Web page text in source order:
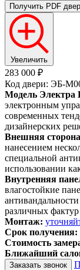
Получить PDF
Увеличить
283 000 ₽
Код двери: ЭБ-
Модель Электра
электронным
современных
дизайнерских
Внешняя
нанесением
специальной
использовании
Внутренняя
влагостойкие
различных
Монтаж:
Срок получения:
Стоимость
Ближайший
Заказать звонок